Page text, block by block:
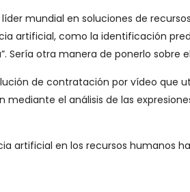
mundial en soluciones de
artificial, como la identificación
Sería otra manera de ponerlo sobre
de contratación por vídeo que
mediante el análisis de las
artificial en los recursos humanos